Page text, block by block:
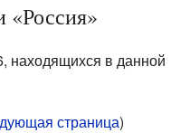
«Россия»
находящихся в данной
страница)